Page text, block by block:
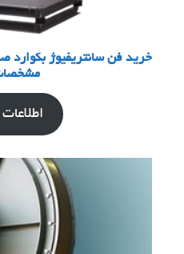
خرید فن سانتریفیوژ بکوارد